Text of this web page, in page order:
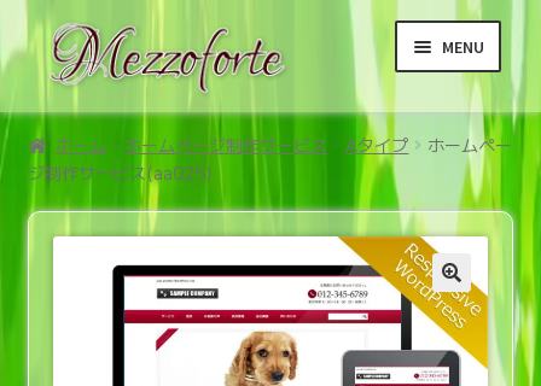
ナ
ビ
ゲ
ー
シ
ョ
ン
へ
コ
ン
テ
ン
ツ
へ
ス
キ
MENU
ホーム
サ
ブ
ニ
ュ
ー
を
ご利用案内メニュー
ブ
メ
ニ
ュ
利用規約等メニュー
サ
ブ
ホーム ホームページ制作サービス Aタイプ
ホームペー
ジ制作サービス(aa025)